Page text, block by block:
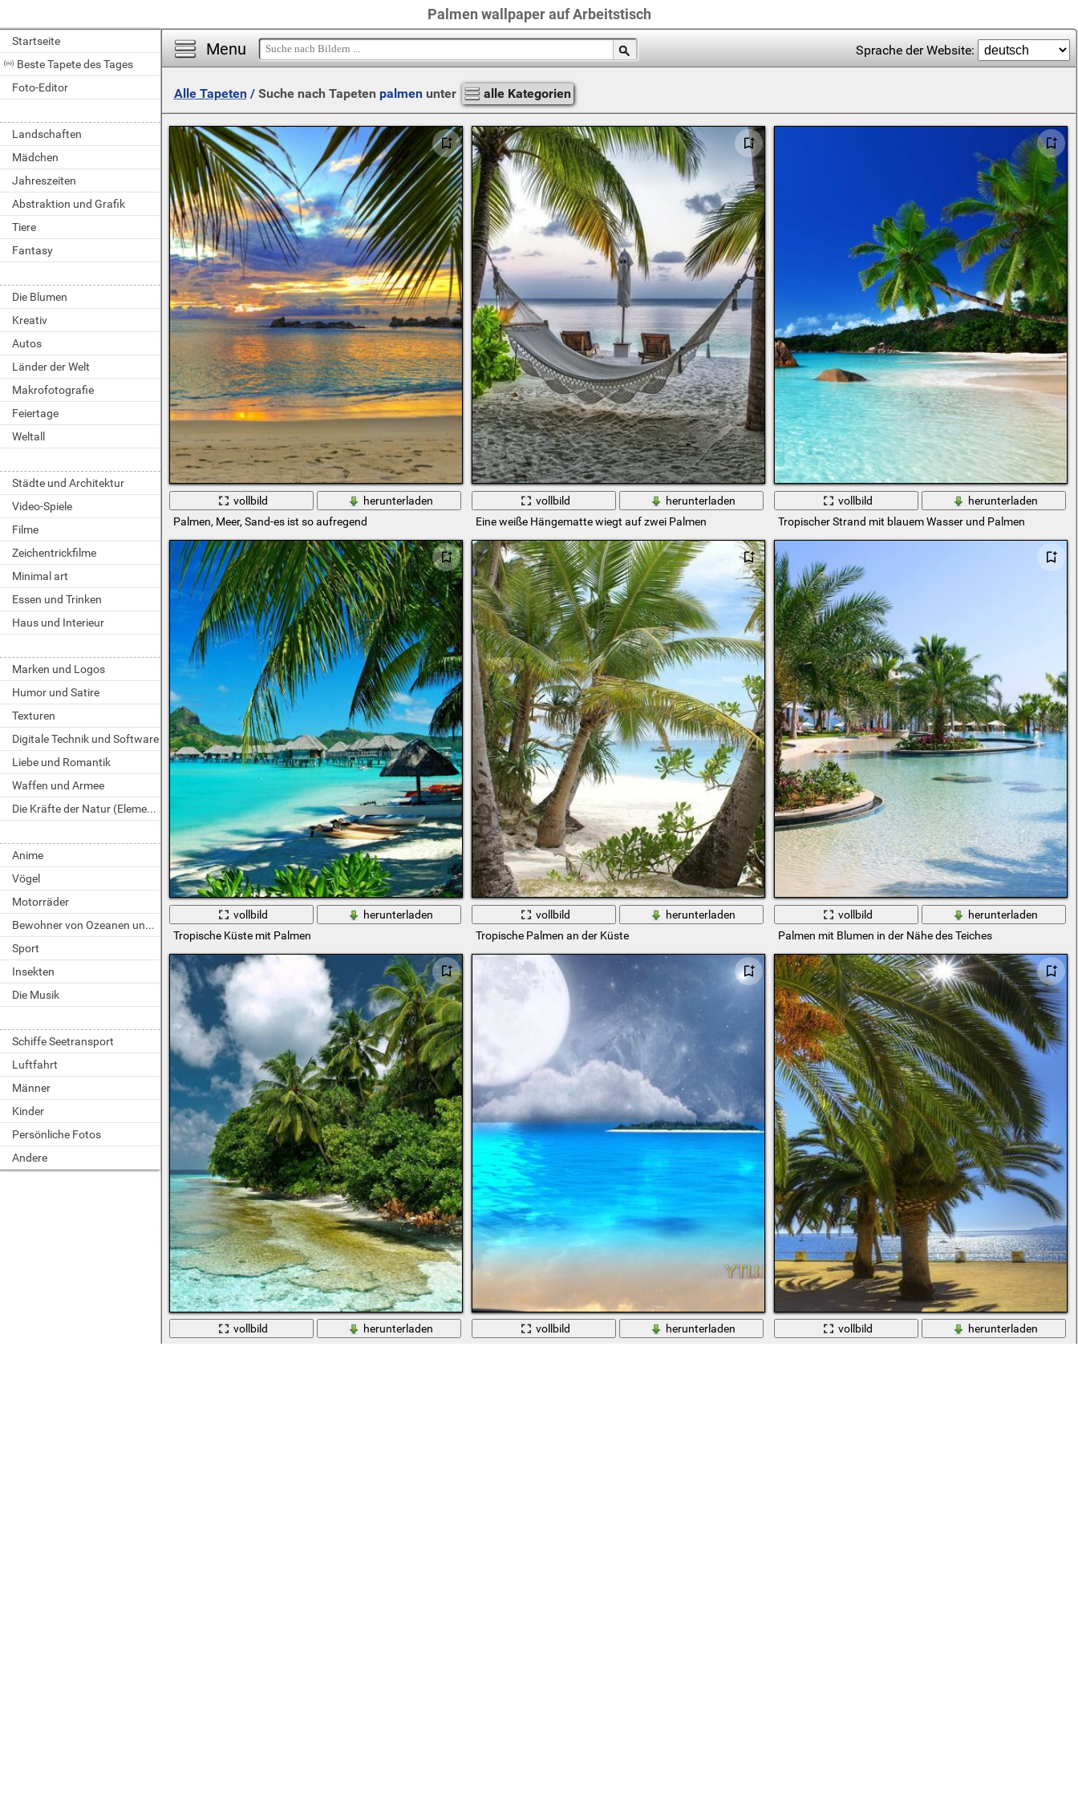
Palmen wallpaper auf Arbeitstisch
Startseite
Beste Tapete des Tages
Foto-Editor
Landschaften
Mädchen
Jahreszeiten
Abstraktion und Grafik
Tiere
Fantasy
Die Blumen
Kreativ
Autos
Länder der Welt
Makrofotografie
Feiertage
Weltall
Städte und Architektur
Video-Spiele
Filme
Zeichentrickfilme
Minimal art
Essen und Trinken
Haus und Interieur
Marken und Logos
Humor und Satire
Texturen
Digitale Technik und Software
Liebe und Romantik
Waffen und Armee
Die Kräfte der Natur (Elemente)
Anime
Vögel
Motorräder
Bewohner von Ozeanen und Flüssen
Sport
Insekten
Die Musik
Schiffe Seetransport
Luftfahrt
Männer
Kinder
Persönliche Fotos
Andere
Menu Sprache der Website:
Alle Tapeten/ Suche nach Tapeten palmenunter alle Kategorien
vollbild
herunterladen
Palmen, Meer, Sand-es ist so aufregend
vollbild
herunterladen
Eine weiße Hängematte wiegt auf zwei Palmen
vollbild
herunterladen
Tropischer Strand mit blauem Wasser und Palmen
vollbild
herunterladen
Tropische Küste mit Palmen
vollbild
herunterladen
Tropische Palmen an der Küste
vollbild
herunterladen
Palmen mit Blumen in der Nähe des Teiches
vollbild
herunterladen
vollbild
herunterladen
vollbild
herunterladen